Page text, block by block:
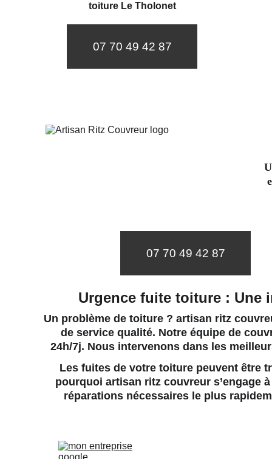
07 70 49 42 87
toiture Le Tholonet
07 70 49 42 87
Urgence fuite toiture : Une
Un problème de toiture ? artisan ritz
de service qualité. Notre équipe de
24h/7j. Nous intervenons dans les
Les fuites de votre toiture peuvent être
pourquoi artisan ritz couvreur s’engage
réparations nécessaires le plus